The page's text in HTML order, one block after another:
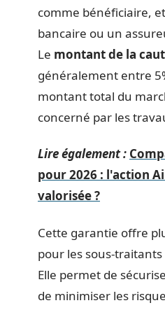
comme bénéficiaire,
bancaire ou un
Le montant de la
généralement entre
montant total du
concerné par les
Lire également :
pour 2026 : l'action
valorisée ?
Cette garantie offre
pour les sous-
Elle permet de
de minimiser les